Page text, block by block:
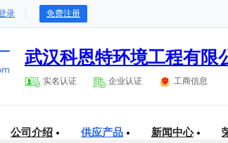
录 免费注册
武汉科恩特环境工程有限
实名认证 企业认证 工商信息
公司介绍 供应产品 新闻中心